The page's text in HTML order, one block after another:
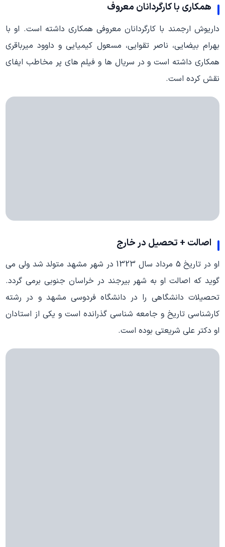
همکاری با کارگردانان معروف
داریوش ارجمند با کارگردانان معروفی همکاری داشته است. او با
بهرام بیضایی، ناصر تقوایی، مسعول کیمیایی و داوود میرباقری
همکاری داشته است و در سریال ها و فیلم های پر مخاطب ایفای
نقش کرده است.
اصالت + تحصیل در خارج
او در تاریخ 5 مرداد سال 1323 در شهر مشهد متولد شد ولی می
گوید که اصالت او به شهر بیرجند در خراسان جنوبی برمی گردد.
تحصیلات دانشگاهی را در دانشگاه فردوسی مشهد و در رشته
کارشناسی تاریخ و جامعه شناسی گذرانده است و یکی از استادان
او دکتر علی شریعتی بوده است.